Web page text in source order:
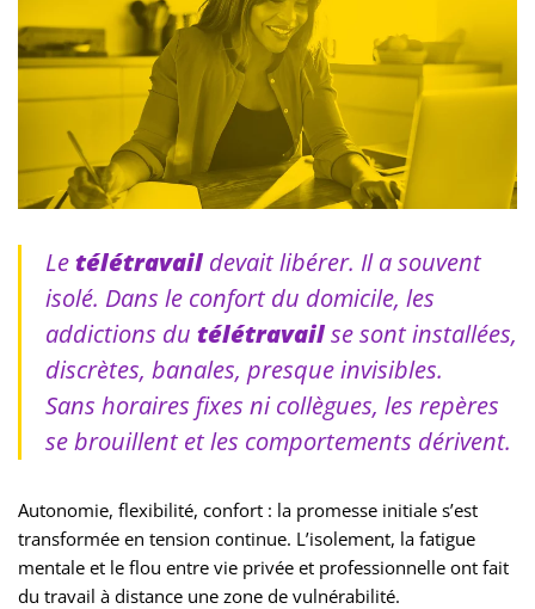
Letélétravaildevait libérer. Il a souvent
isolé. Dans le confort du domicile, les
addictions du télétravailse sont installées,
discrètes, banales, presque invisibles.
Sans horaires fixes ni collègues, les repères
se brouillent et les comportements dérivent.
Autonomie, flexibilité, confort : la promesse initiale s’est
transformée en tension continue. L’isolement, la fatigue
mentale et le flou entre vie privée et professionnelle ont fait
du travail à distance une zone de vulnérabilité.